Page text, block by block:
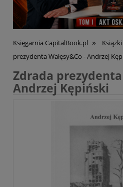
Księgarnia CapitalBook.pl »
prezydenta Wałęsy&Co - Andrzej
Zdrada prezydenta
Andrzej Kępiński